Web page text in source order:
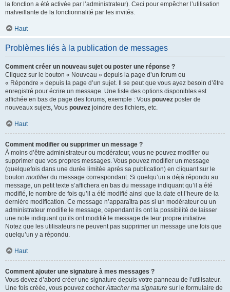
la fonction a été activée par l’administrateur). Ceci pour empêcher l’utilisation
malveillante de la fonctionnalité par les invités.
Haut
Problèmes liés à la publication de messages
Comment créer un nouveau sujet ou poster une réponse ?
Cliquez sur le bouton « Nouveau » depuis la page d’un forum ou
« Répondre » depuis la page d’un sujet. Il se peut que vous ayez besoin d’être
enregistré pour écrire un message. Une liste des options disponibles est
affichée en bas de page des forums, exemple : Vous pouvez poster de
nouveaux sujets, Vous pouvez joindre des fichiers, etc.
Haut
Comment modifier ou supprimer un message ?
À moins d’être administrateur ou modérateur, vous ne pouvez modifier ou
supprimer que vos propres messages. Vous pouvez modifier un message
(quelquefois dans une durée limitée après sa publication) en cliquant sur le
bouton modifierdu message correspondant. Si quelqu’un a déjà répondu au
message, un petit texte s’affichera en bas du message indiquant qu’il a été
modifié, le nombre de fois qu’il a été modifié ainsi que la date et l’heure de la
dernière modification. Ce message n’apparaîtra pas si un modérateur ou un
administrateur modifie le message, cependant ils ont la possibilité de laisser
une note indiquant qu’ils ont modifié le message de leur propre initiative.
Notez que les utilisateurs ne peuvent pas supprimer un message une fois que
quelqu’un y a répondu.
Haut
Comment ajouter une signature à mes messages ?
Vous devez d’abord créer une signature depuis votre panneau de l’utilisateur.
Une fois créée, vous pouvez cocherAttacher ma signature sur le formulaire de